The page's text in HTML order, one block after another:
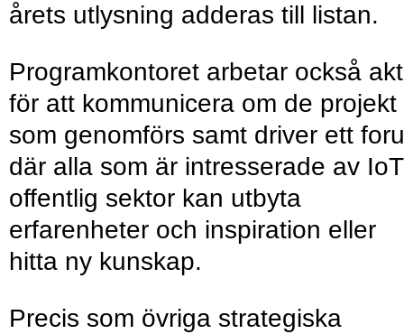
årets utlysning adderas till listan.
Programkontoret arbetar också
för att kommunicera om de projekt
som genomförs samt driver ett
där alla som är intresserade av
offentlig sektor kan utbyta
erfarenheter och inspiration eller
hitta ny kunskap.
Precis som övriga strategiska